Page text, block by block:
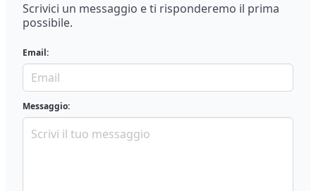
Scrivici un messaggio e ti risponderemo il prima
possibile.
Email:
Messaggio: